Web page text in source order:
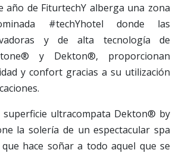
año de FiturtechY alberga una zona
#techYhotel donde las
y de alta tecnología de
y Dekton®, proporcionan
y confort gracias a su utilización
superficie ultracompata Dekton® by
la solería de un espectacular spa
que hace soñar a todo aquel que se